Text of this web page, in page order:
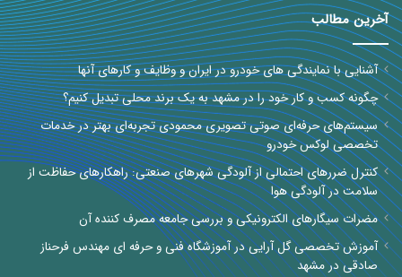
آخرین مطالب
آشنایی با نمایندگی های خودرو در ایران و وظایف و کارهای آنها
چگونه کسب و کار خود را در مشهد به یک برند محلی تبدیل کنیم؟
سیستم‌های حرفه‌ای صوتی تصویری محمودی تجربه‌ای بهتر در خدمات
تخصصی لوکس خودرو
کنترل ضررهای احتمالی از آلودگی شهرهای صنعتی: راهکارهای حفاظت از
سلامت در آلودگی هوا
مضرات سیگارهای الکترونیکی و بررسی جامعه مصرف کننده آن
آموزش تخصصی گل آرایی در آموزشگاه فنی و حرفه ای مهندس فرحناز
صادقی در مشهد